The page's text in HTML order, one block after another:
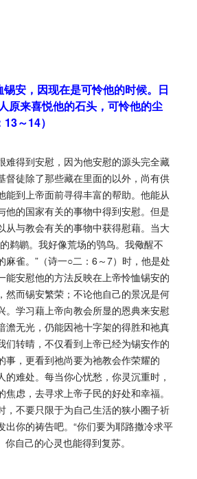
安，因现在是可怜他的时候。日
原来喜悦他的石头，可怜他的尘
～14）
难得到安慰，因为他安慰的源头完全藏
督徒除了那些藏在里面的以外，尚有供
能到上帝面前寻得丰富的帮助。他能从
他的国家有关的事物中得到安慰。但是
从与教会有关的事物中获得慰藉。当大
鹈鹕。我好像荒场的鸮鸟。我儆醒不
麻雀。”（诗一○二：6～7）时，他是处
能安慰他的方法反映在上帝怜恤锡安的
然而锡安繁荣；不论他自己的景况是何
。学习藉上帝向教会所显的恩典来安慰
澹无光，仍能因祂十字架的得胜和祂真
们转晴，不仅看到上帝已经为锡安作的
事，更看到祂尚要为祂教会作荣耀的
的难处。每当你心忧愁，你灵沉重时，
虑，去寻求上帝子民的好处和幸福。
，不要只限于为自己生活的狭小圈子祈
出你的祷告吧。“你们要为耶路撒冷求平
自己的心灵也能得到复苏。